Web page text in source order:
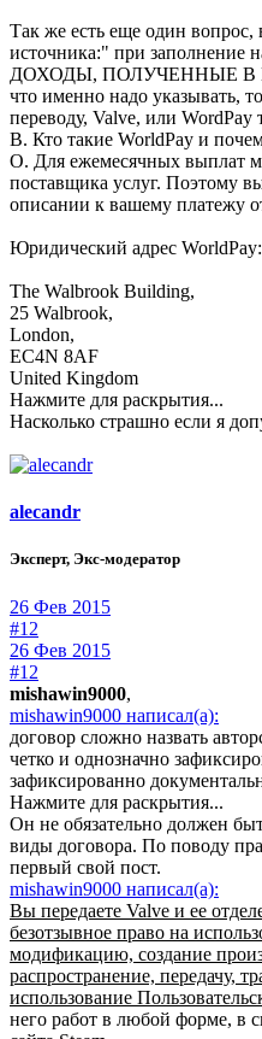
Так же есть еще один
источника:" при заполнение
ДОХОДЫ, ПОЛУЧЕННЫЕ
что именно надо указывать,
переводу, Valve, или WordPay
В. Кто такие WorldPay и
О. Для ежемесячных выплат
поставщика услуг. Поэтому
описании к вашему платежу
Юридический адрес WorldPay:
The Walbrook Building,
25 Walbrook,
London,
EC4N 8AF
United Kingdom
Нажмите для раскрытия...
Насколько страшно если я
alecandr
Эксперт, Экс-модератор
26 Фев 2015
#12
26 Фев 2015
#12
mishawin9000,
mishawin9000 написал(а):
договор сложно назвать
четко и однозначно
зафиксированно
Нажмите для раскрытия...
Он не обязательно должен
виды договора. По поводу
первый свой пост.
mishawin9000 написал(а):
Вы передаете Valve и ее
безотзывное право на
модификацию, создание
распространение, передачу,
использование
него работ в любой форме, в